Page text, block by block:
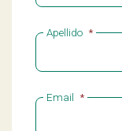
Apellido *
Email *